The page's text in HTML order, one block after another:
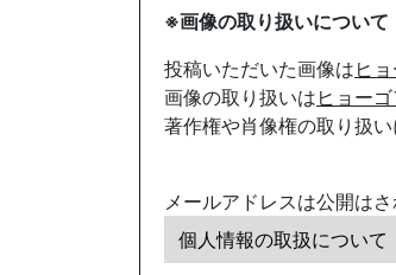
※画像の取り扱いについて
投稿いただいた画像は ヒ
画像の取り扱いは ヒョー
著作権や肖像権の取り扱
メールアドレスは公開は
個人情報の取扱について